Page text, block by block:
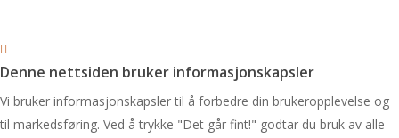
Denne nettsiden bruker informasjonskapsler
Vi bruker informasjonskapsler til å forbedre din brukeropplevelse og
til markedsføring. Ved å trykke "Det går fint!" godtar du bruk av alle